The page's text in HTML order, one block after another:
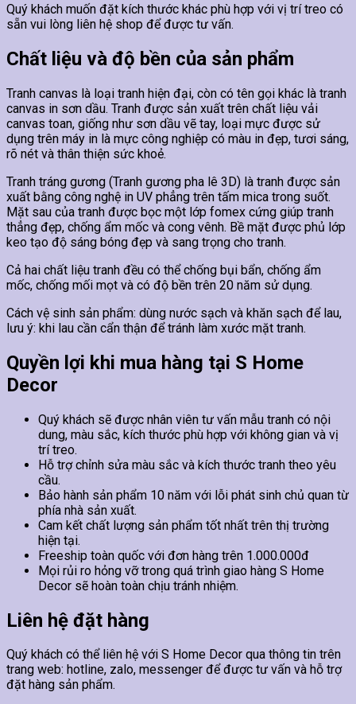
Quý khách muốn đặt kích thước khác phù hợp với vị trí treo có
sẵn vui lòng liên hệ shop để được tư vấn.
Chất liệu và độ bền của sản phẩm
Tranh canvas là loại tranh hiện đại, còn có tên gọi khác là tranh
canvas in sơn dầu. Tranh được sản xuất trên chất liệu vải
canvas toan, giống như sơn dầu vẽ tay, loại mực được sử
dụng trên máy in là mực công nghiệp có màu in đẹp, tươi sáng,
rõ nét và thân thiện sức khoẻ.
Tranh tráng gương (Tranh gương pha lê 3D) là tranh được sản
xuất bằng công nghệ in UV phẳng trên tấm mica trong suốt.
Mặt sau của tranh được bọc một lớp fomex cứng giúp tranh
thẳng đẹp, chống ẩm mốc và cong vênh. Bề mặt được phủ lớp
keo tạo độ sáng bóng đẹp và sang trọng cho tranh.
Cả hai chất liệu tranh đều có thể chống bụi bẩn, chống ẩm
mốc, chống mối mọt và có độ bền trên 20 năm sử dụng.
Cách vệ sinh sản phẩm: dùng nước sạch và khăn sạch để lau,
lưu ý: khi lau cần cẩn thận để tránh làm xước mặt tranh.
Quyền lợi khi mua hàng tại S Home
Decor
Quý khách sẽ được nhân viên tư vấn mẫu tranh có nội
dung, màu sắc, kích thước phù hợp với không gian và vị
trí treo.
Hỗ trợ chỉnh sửa màu sắc và kích thước tranh theo yêu
cầu.
Bảo hành sản phẩm 10 năm với lỗi phát sinh chủ quan từ
phía nhà sản xuất.
Cam kết chất lượng sản phẩm tốt nhất trên thị trường
hiện tại.
Freeship toàn quốc với đơn hàng trên 1.000.000đ
Mọi rủi ro hỏng vỡ trong quá trình giao hàng S Home
Decor sẽ hoàn toàn chịu tránh nhiệm.
Liên hệ đặt hàng
Quý khách có thể liên hệ với S Home Decor qua thông tin trên
trang web: hotline, zalo, messenger để được tư vấn và hỗ trợ
đặt hàng sản phẩm.